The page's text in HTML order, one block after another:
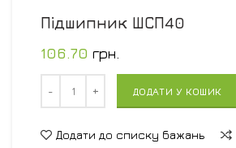
Підшипник ШСП40
106.70 грн.
ДОДАТИ У КОШИК
Додати до списку бажань